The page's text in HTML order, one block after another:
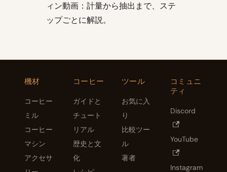
ィン動画：計量から抽出まで、ステ
ップごとに解説。
機材
コーヒー
ミル
コーヒー
マシン
アクセサ
コーヒー
ガイドと
チュート
リアル
歴史と文
化
ツール
お気に入
り
比較ツー
ル
著者
コミュニ
ティ
Discord
YouTube
Instagram